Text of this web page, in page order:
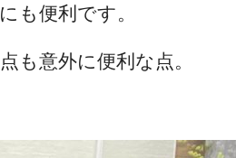
も便利です。
も意外に便利な点。